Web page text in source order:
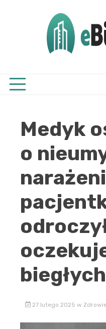
Medyk
o
biegłych
27 lutego 2025 w